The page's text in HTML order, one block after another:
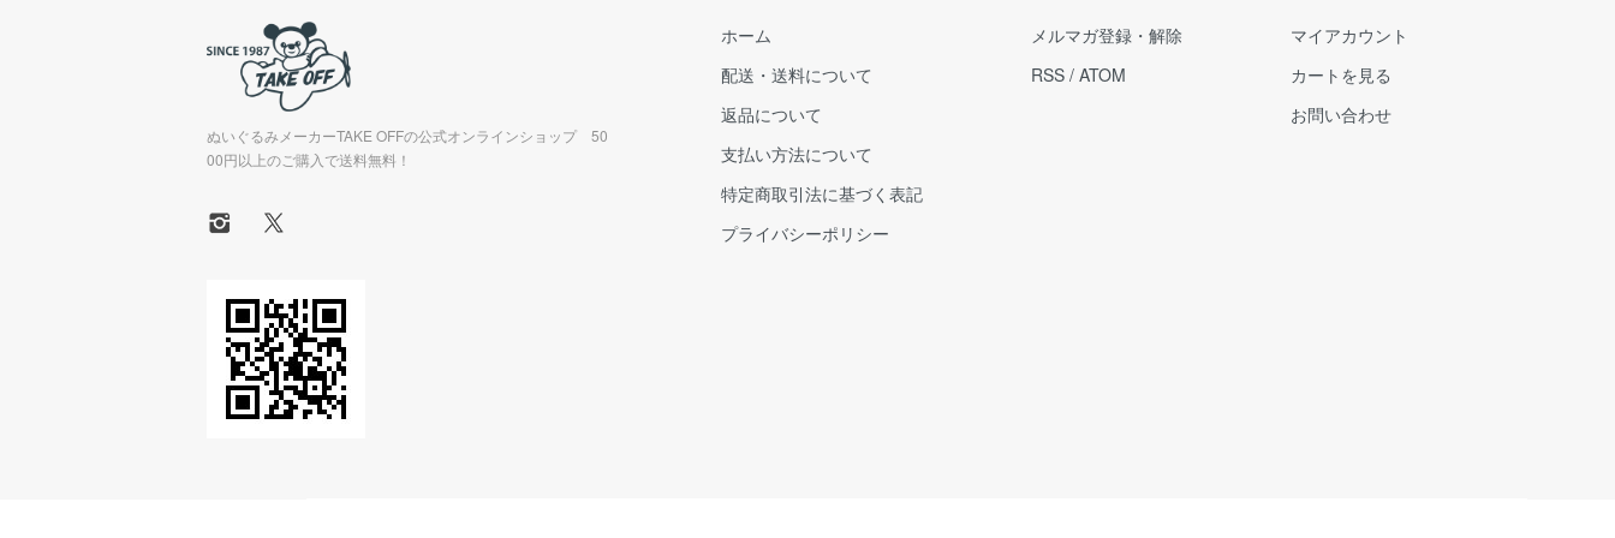
ぬいぐるみメーカーTAKE OFFの公式オンラインショップ 50
00円以上のご購入で送料無料！
ホーム
配送・送料について
返品について
支払い方法について
特定商取引法に基づく表記
プライバシーポリシー
メルマガ登録・解除
RSS / ATOM
マイアカウント
カートを見る
お問い合わせ